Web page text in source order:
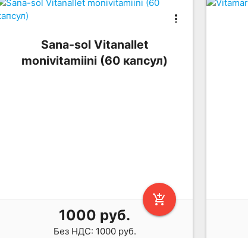
more_vert
Sana-sol Vitanallet
monivitamiini (60 капсул)
add_shopping_cart
1000 руб.
Без НДС: 1000 руб.